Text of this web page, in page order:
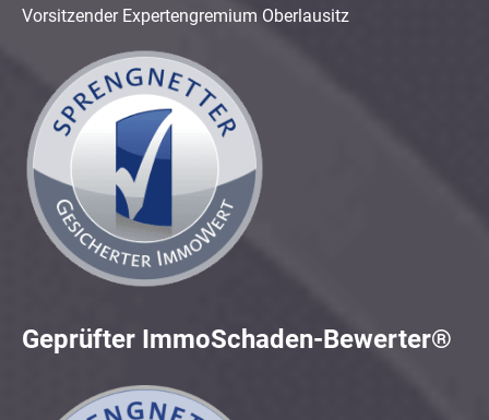
Vorsitzender Expertengremium Oberlausitz
Geprüfter ImmoSchaden-Bewerter®